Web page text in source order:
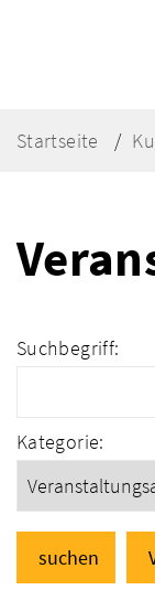
Startseite
Suchbegriff:
Kategorie:
suchen